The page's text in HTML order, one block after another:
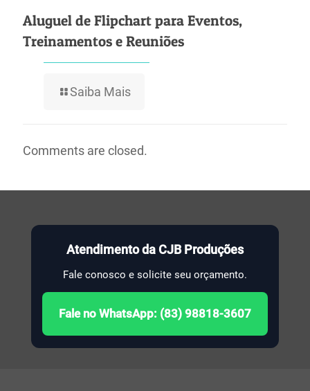
Aluguel de Flipchart para Eventos,
Treinamentos e Reuniões
Saiba Mais
Comments are closed.
Atendimento da CJB Produções
Fale conosco e solicite seu orçamento.
Fale no WhatsApp: (83) 98818-3607